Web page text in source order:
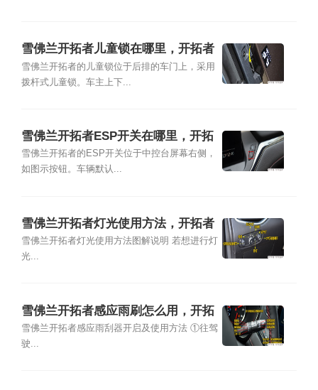
雪佛兰开拓者儿童锁在哪里，开拓者
安全座椅接口类型
雪佛兰开拓者的儿童锁位于后排的车门上，采用
拨杆式儿童锁。车主上下...
雪佛兰开拓者ESP开关在哪里，开拓
者ESP怎么使用
雪佛兰开拓者的ESP开关位于中控台屏幕右侧，
如图示按钮。车辆默认...
雪佛兰开拓者灯光使用方法，开拓者
灯光开关图解说明
雪佛兰开拓者灯光使用方法图解说明 若想进行灯
光...
雪佛兰开拓者感应雨刷怎么用，开拓
者后雨刮怎么开启
雪佛兰开拓者感应雨刮器开启及使用方法 ①往驾
驶...